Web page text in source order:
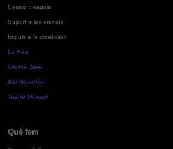
Cessió d'espais
Suport a les entitats
Impuls a la creativitat
La Pua
Oficina Jove
Bar Bocamoll
Teatre Mira-sol
Què fem